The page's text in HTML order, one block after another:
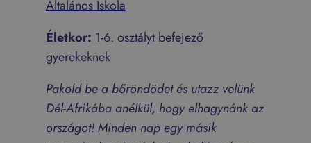
Általános Iskola
Életkor: 1-6. osztályt befejező
gyerekeknek
Pakold be a bőröndödet és utazz velünk
Dél-Afrikába anélkül, hogy elhagynánk az
országot! Minden nap egy másik